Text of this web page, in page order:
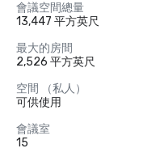
會議空間總量
13,447 平方英尺
最大的房間
2,526 平方英尺
空間 （私人）
可供使用
會議室
15